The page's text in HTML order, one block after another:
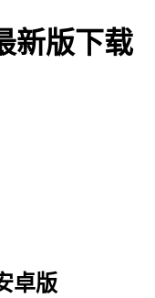
新版下载
卓版